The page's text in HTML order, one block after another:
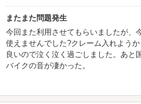
またまた問題発生
今回また利用させてもらいましたが、
使えませんでした?クレーム入れよう
良いので泣く泣く過ごしました。あと
バイクの音が凄かった。